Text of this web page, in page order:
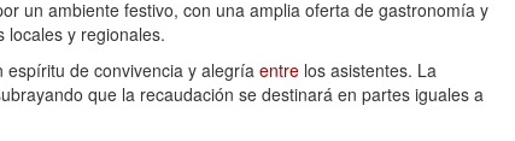
un ambiente festivo, con una amplia oferta de gastronomía y
locales y regionales.
espíritu de convivencia y alegríaentre los asistentes. La
que la recaudación se destinará en partes iguales a